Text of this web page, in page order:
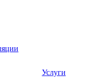
Услуги